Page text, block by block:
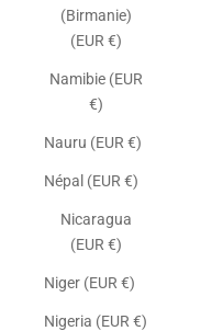
(Birmanie)
(EUR €)
Namibie (EUR
€)
Nauru (EUR €)
Népal (EUR €)
Nicaragua
(EUR €)
Niger (EUR €)
Nigeria (EUR €)